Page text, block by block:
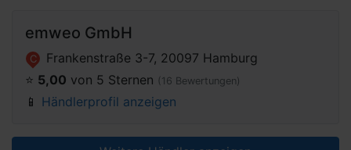
emweo GmbH
C
Frankenstraße 3-7, 20097 Hamburg
⭐️ 5,00 von 5 Sternen (16 Bewertungen)
📱 Händlerprofil anzeigen